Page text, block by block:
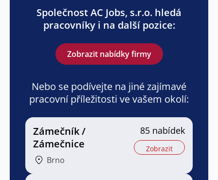
Společnost AC Jobs, s.r.o. hledá
pracovníky i na další pozice:
Zobrazit nabídky firmy
Nebo se podívejte na jiné zajímavé
pracovní příležitosti ve vašem okolí:
Zámečník /
Zámečnice
Brno
85 nabídek
Zobrazit